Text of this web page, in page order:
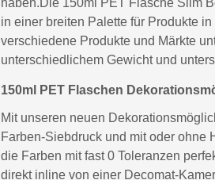
haben.Die 150ml PET Flasche Slim
in einer breiten Palette für Produkte
verschiedene Produkte und Märkte
unterschiedlichem Gewicht und
150ml PET Flaschen
Mit unseren neuen
Farben-Siebdruck und mit oder
die Farben mit fast 0 Toleranzen
direkt inline von einer Decomat-